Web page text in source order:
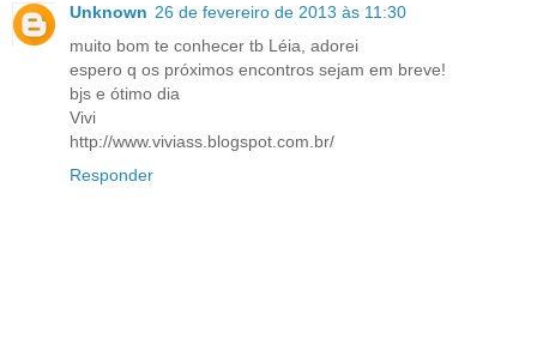
Unknown 26 de fevereiro de 2013 às 11:30
muito bom te conhecer tb Léia, adorei
espero q os próximos encontros sejam em breve!
bjs e ótimo dia
Vivi
http://www.viviass.blogspot.com.br/
Responder